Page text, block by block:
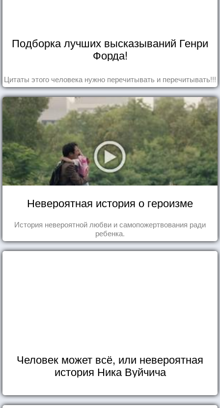
Подборка лучших высказываний Генри
Форда!
Цитаты этого человека нужно перечитывать и перечитывать!!!
Невероятная история о героизме
История невероятной любви и самопожертвования ради
ребенка.
Человек может всё, или невероятная
история Ника Вуйчича